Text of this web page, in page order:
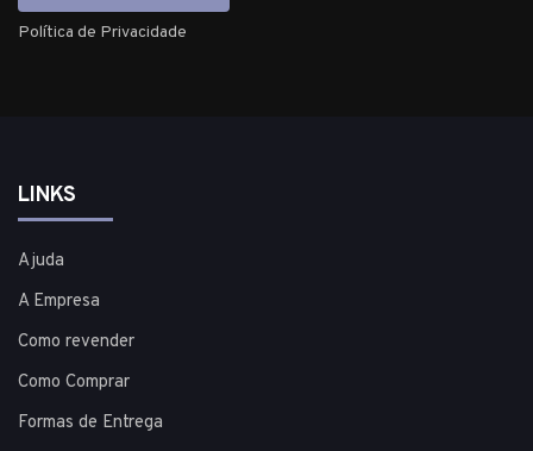
Política de Privacidade
LINKS
Ajuda
A Empresa
Como revender
Como Comprar
Formas de Entrega